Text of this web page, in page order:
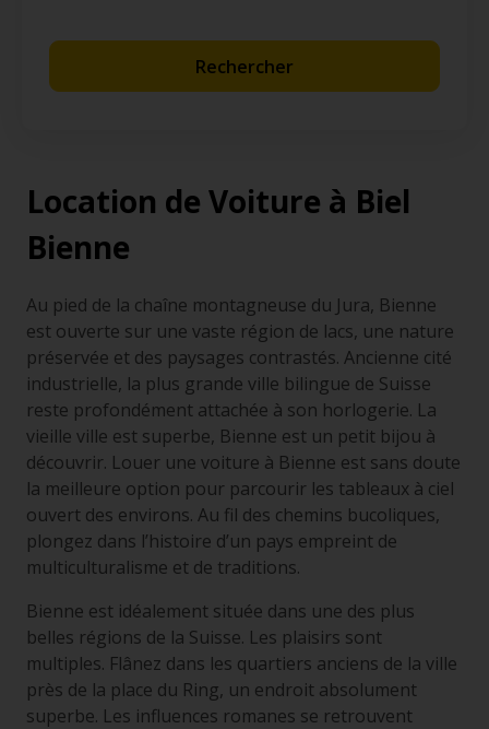
Rechercher
Location de Voiture à Biel
Bienne
Au pied de la chaîne montagneuse du Jura, Bienne
est ouverte sur une vaste région de lacs, une nature
préservée et des paysages contrastés. Ancienne cité
industrielle, la plus grande ville bilingue de Suisse
reste profondément attachée à son horlogerie. La
vieille ville est superbe, Bienne est un petit bijou à
découvrir. Louer une voiture à Bienne est sans doute
la meilleure option pour parcourir les tableaux à ciel
ouvert des environs. Au fil des chemins bucoliques,
plongez dans l’histoire d’un pays empreint de
multiculturalisme et de traditions.
Bienne est idéalement située dans une des plus
belles régions de la Suisse. Les plaisirs sont
multiples. Flânez dans les quartiers anciens de la ville
près de la place du Ring, un endroit absolument
superbe. Les influences romanes se retrouvent